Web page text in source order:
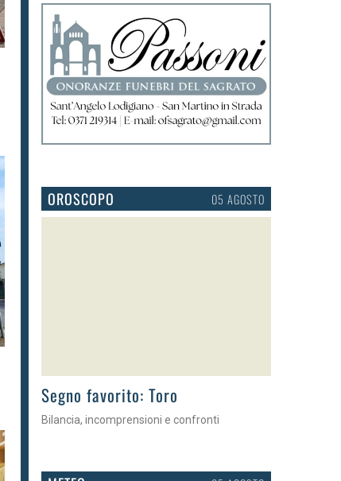
OROSCOPO 05 AGOSTO
>
Segno favorito: Toro
Bilancia, incomprensioni e confronti